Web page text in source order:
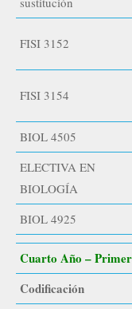
FISI 3152
FISI 3154
BIOL 4505
ELECTIVA EN
BIOLOGÍA
BIOL 4925
Cuarto Año –
Codificación